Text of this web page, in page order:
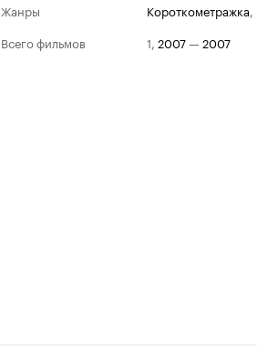
Жанры
короткометражка,
Всего фильмов
1, 2007— 2007